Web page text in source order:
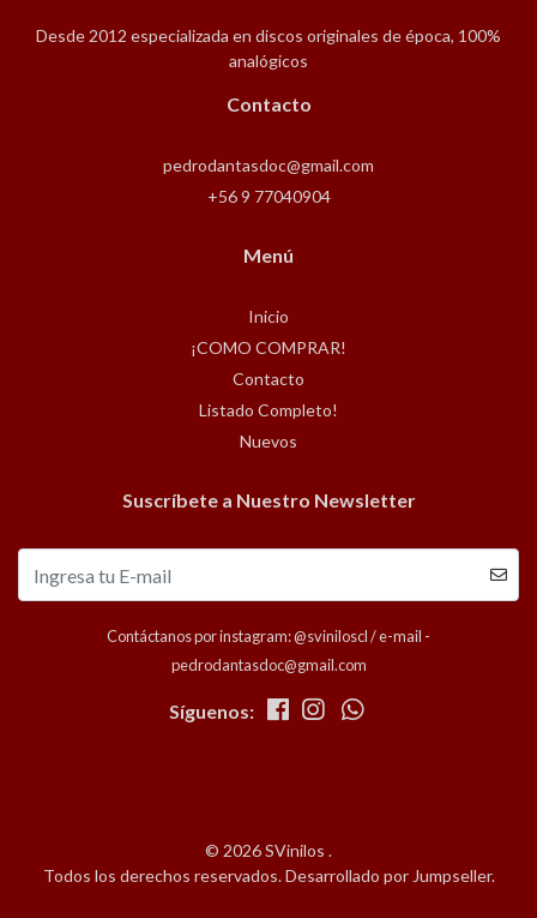
Desde 2012 especializada en discos originales de época, 100%
analógicos
Contacto
pedrodantasdoc@gmail.com
+56 9 77040904
Menú
Inicio
¡COMO COMPRAR!
Contacto
Listado Completo!
Nuevos
Suscríbete a Nuestro Newsletter
Contáctanos por instagram: @sviniloscl / e-mail -
pedrodantasdoc@gmail.com
Síguenos:
© 2026 SVinilos .
Todos los derechos reservados.Desarrollado por Jumpseller.